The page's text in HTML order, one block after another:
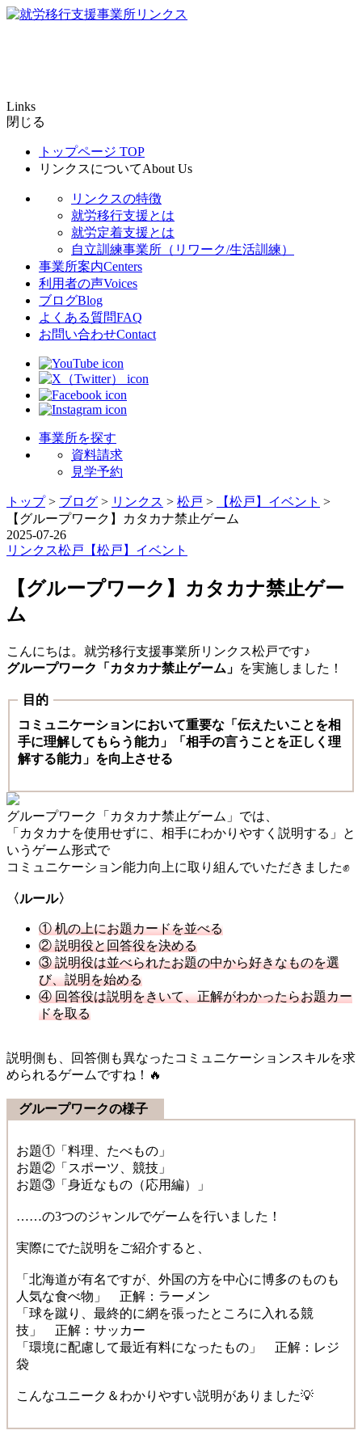
Links
閉じる
トップページ TOP
リンクスについてAbout Us
リンクスの特徴
就労移行支援とは
就労定着支援とは
自立訓練事業所（リワーク/生活訓練）
事業所案内Centers
利用者の声Voices
ブログBlog
よくある質問FAQ
お問い合わせContact
事業所を探す
資料請求
見学予約
トップ> ブログ > リンクス > 松戸 > 【松戸】イベント >
【グループワーク】カタカナ禁止ゲーム
2025-07-26
リンクス松戸 【松戸】イベント
【グループワーク】カタカナ禁止ゲー
ム
こんにちは。就労移行支援事業所リンクス松戸です♪
グループワーク「カタカナ禁止ゲーム」 を実施しました！
目的
コミュニケーションにおいて重要な「伝えたいことを相
手に理解してもらう能力」「相手の言うことを正しく理
解する能力」を向上させる
グループワーク「カタカナ禁止ゲーム」では、
「カタカナを使用せずに、相手にわかりやすく説明する」と
いうゲーム形式で
コミュニケーション能力向上に取り組んでいただきました✊️
〈ルール〉
① 机の上にお題カードを並べる
② 説明役と回答役を決める
③ 説明役は並べられたお題の中から好きなものを選
び、説明を始める
④ 回答役は説明をきいて、正解がわかったらお題カー
ドを取る
説明側も、回答側も異なったコミュニケーションスキルを求
められるゲームですね！🔥
グループワークの様子
お題①「料理、たべもの」
お題②「スポーツ、競技」
お題③「身近なもの（応用編）」
……の3つのジャンルでゲームを行いました！
実際にでた説明をご紹介すると、
「北海道が有名ですが、外国の方を中心に博多のものも
人気な食べ物」 正解：ラーメン
「球を蹴り、最終的に網を張ったところに入れる競
技」 正解：サッカー
「環境に配慮して最近有料になったもの」 正解：レジ
袋
こんなユニーク＆わかりやすい説明がありました💡